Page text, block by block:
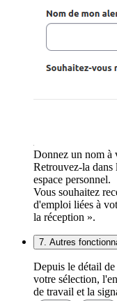
Donnez un nom à
Retrouvez-la
espace personnel.
Vous souhaitez
d'emploi liées à
la réception ».
7. Autres
Depuis le détail
votre sélection,
de travail et la